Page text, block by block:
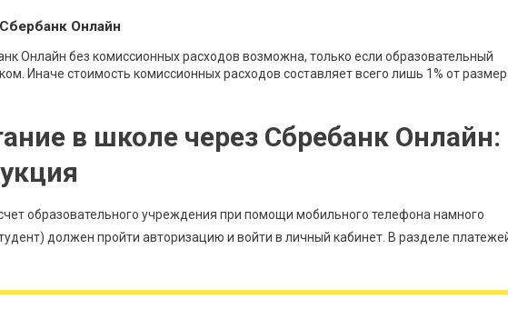
Онлайн
Онлайн без комиссионных расходов возможна, только если образовательный
Иначе стоимость комиссионных расходов составляет всего лишь 1% от
в школе через Сбребанк Онлайн:
образовательного учреждения при помощи мобильного телефона намного
должен пройти авторизацию и войти в личный кабинет. В разделе